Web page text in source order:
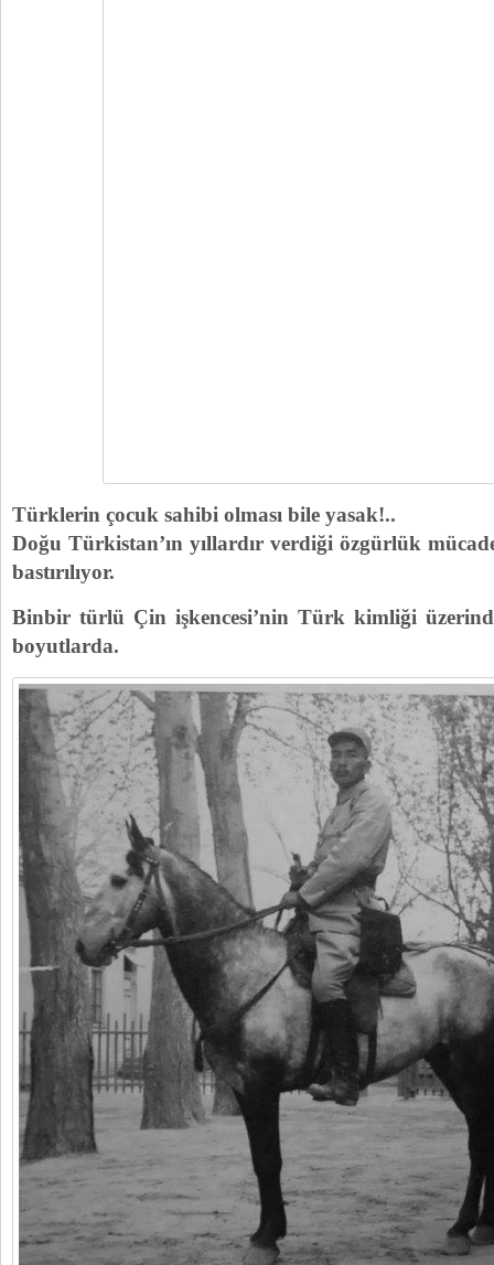
Türklerin çocuk sahibi olması bile yasak!..
Doğu Türkistan’ın yıllardır verdiği özgürlük
bastırılıyor.
Binbir türlü Çin işkencesi’nin Türk kimliği
boyutlarda.